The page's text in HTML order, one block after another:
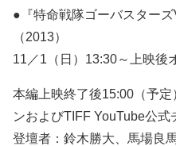
●『特命戦隊ゴーバスター
（2013）
11／1（日）13:30～上映後
本編上映終了後15:00（予
ンおよびTIFF YouTube公
登壇者：鈴木勝大、馬場良